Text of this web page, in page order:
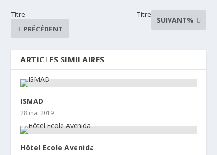
Titre
PRÉCÉDENT
Titre
SUIVANT%
ARTICLES SIMILAIRES
ISMAD
28 mai 2019
Hôtel Ecole Avenida